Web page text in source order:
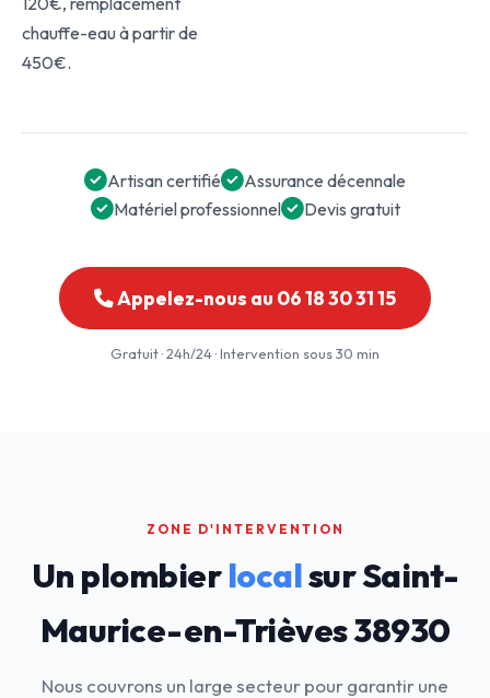
chauffe-eau à partir de
450€.
Artisan certifié
Assurance décennale
Matériel professionnel
Devis gratuit
Appelez-nous au 06 18 30 31 15
Gratuit · 24h/24 · Intervention sous 30 min
ZONE D'INTERVENTION
Un plombierlocalsur Saint-
Maurice-en-Trièves 38930
Nous couvrons un large secteur pour garantir une